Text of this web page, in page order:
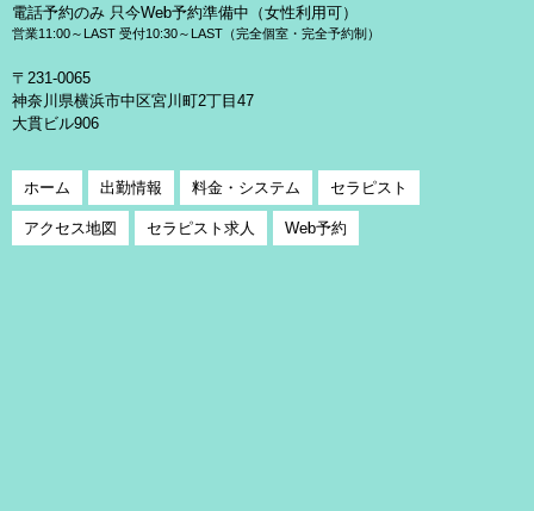
電話予約のみ 只今Web予約準備中（女性利用可）
営業11:00～LAST 受付10:30～LAST（完全個室・完全予約制）
〒231-0065
神奈川県横浜市中区宮川町2丁目47
大貫ビル906
ホーム 出勤情報 料金・システム セラピスト
アクセス地図 セラピスト求人 Web予約